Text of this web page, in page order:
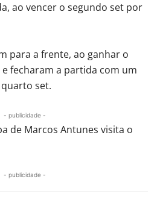
ao vencer o segundo set por
para a frente, ao ganhar o
fecharam a partida com um
set.
- publicidade -
de Marcos Antunes visita o
- publicidade -